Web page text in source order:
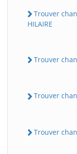
Trouver
HILAIRE
Trouver
Trouver
Trouver